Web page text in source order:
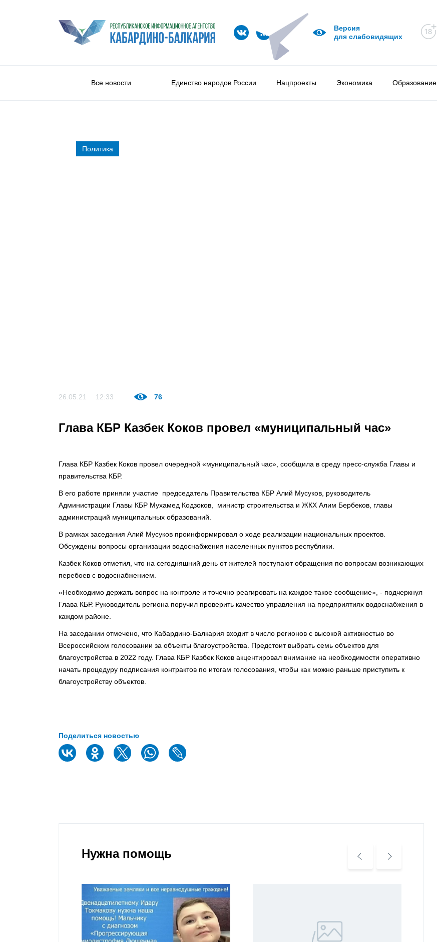
Версия
для слабовидящих
Все новости Единство народов России Нацпроекты Экономика Образование
Политика
26.05.21 12:33 76
Глава КБР Казбек Коков провел «муниципальный час»
Глава КБР Казбек Коков провел очередной «муниципальный час», сообщила в среду пресс-служба Главы и
правительства КБР.
В его работе приняли участие председатель Правительства КБР Алий Мусуков, руководитель
Администрации Главы КБР Мухамед Кодзоков, министр строительства и ЖКХ Алим Бербеков, главы
администраций муниципальных образований.
В рамках заседания Алий Мусуков проинформировал о ходе реализации национальных проектов.
Обсуждены вопросы организации водоснабжения населенных пунктов республики.
Казбек Коков отметил, что на сегодняшний день от жителей поступают обращения по вопросам возникающих
перебоев с водоснабжением.
«Необходимо держать вопрос на контроле и точечно реагировать на каждое такое сообщение», - подчеркнул
Глава КБР. Руководитель региона поручил проверить качество управления на предприятиях водоснабжения в
каждом районе.
На заседании отмечено, что Кабардино-Балкария входит в число регионов с высокой активностью во
Всероссийском голосовании за объекты благоустройства. Предстоит выбрать семь объектов для
благоустройства в 2022 году. Глава КБР Казбек Коков акцентировал внимание на необходимости оперативно
начать процедуру подписания контрактов по итогам голосования, чтобы как можно раньше приступить к
благоустройству объектов.
Поделиться новостью
Нужна помощь